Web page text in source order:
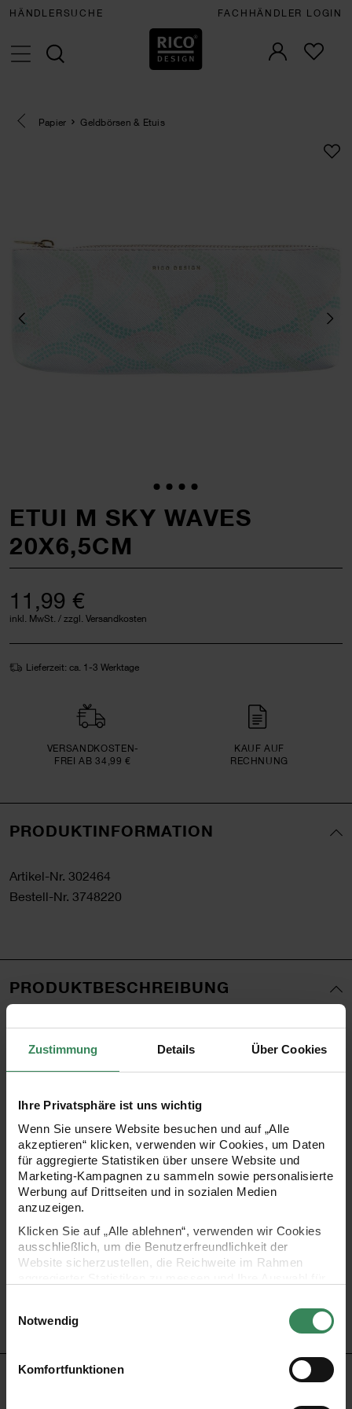
Zustimmung Details Über Cookies
Ihre Privatsphäre ist uns wichtig
Wenn Sie unsere Website besuchen und auf „Alle
akzeptieren“ klicken, verwenden wir Cookies, um Daten
für aggregierte Statistiken über unsere Website und
Marketing-Kampagnen zu sammeln sowie personalisierte
Werbung auf Drittseiten und in sozialen Medien
anzuzeigen.
Klicken Sie auf „Alle ablehnen“, verwenden wir Cookies
ausschließlich, um die Benutzerfreundlichkeit der
Website sicherzustellen, die Reichweite im Rahmen
Ihre Einwilligung ist freiwillig und kann jederzeit über den
Link „Cookie-Einstellungen“ im Fußbereich der Seite
verwendeten Technologien und den Empfängern der
Daten finden Sie in unserer Datenschutzerklärung.
Notwendig
Komfortfunktionen
HÄNDLERSUCHE FACHHÄNDLER LOGIN
Eine Kategorie zurück navigieren
Papier Geldbörsen & Etuis
ETUI M SKY WAVES
20X6,5CM
11,99 €
inkl. MwSt. / zzgl. Versandkosten
Lieferzeit: ca. 1-3 Werktage
VERSAND­KOSTEN­
FREI AB 34,99 €
KAUF AUF
RECHNUNG
PRODUKTINFORMATION
Artikel-Nr. 302464
Bestell-Nr. 3748220
PRODUKTBESCHREIBUNG
Das Etui M aus der Kollektion „The Sky is the Limit“ zeigt
ein Wellen-Motiv und bietet mit den Maßen 20 × 6,5 cm
eine handliche Aufbewahrungsmöglichkeit für
Schreibwaren oder kleine Utensilien. Gefertigt aus
Polyurethan, verbindet es Stabilität mit einer leicht zu
reinigenden Oberfläche. Durch das schlanke Format lässt
es sich gut verstauen und flexibel im Alltag einsetzen.
- Motiv: Sky Waves
- Material: Polyurethan